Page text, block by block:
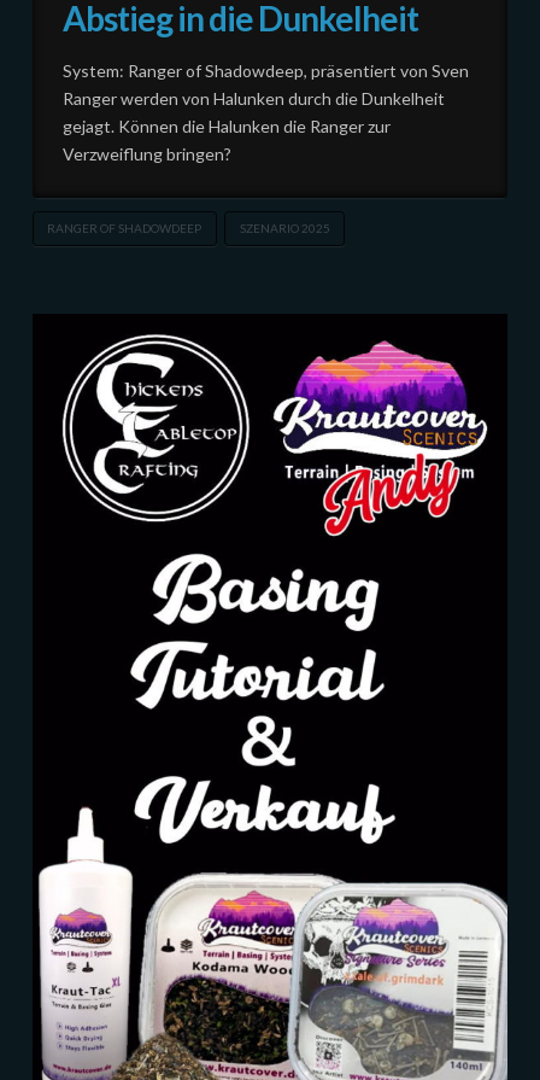
Abstieg in die Dunkelheit
System: Ranger of Shadowdeep, präsentiert von Sven
Ranger werden von Halunken durch die Dunkelheit
gejagt. Können die Halunken die Ranger zur
Verzweiflung bringen?
RANGER OF SHADOWDEEP SZENARIO 2025